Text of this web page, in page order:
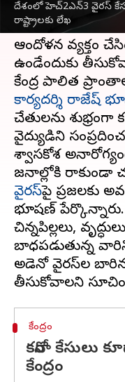
దేశంలో హెచ్2ఎన్3 వైరస్
రాష్ట్రాలకు లేఖ
దేశంలోహెచ్2ఎన్3,
కేసులు రోజురోజుకు
ఆందోళన వ్యక్తం
ఉండేందుకు
కేంద్ర పాలిత
కార్యదర్శి రాజేష్
చేతులను శుభ్రంగా
వైద్యుడిని
శ్వాసకోశ
జనాల్లోకి రాకుండా
వైరస్‌పై ప్రజలకు
భూషణ్ పేర్కొన్నారు.
చిన్నపిల్లలు,
బాధపడుతున్న
అడెనో వైరస్‌ల బారిన
కేంద్రం
కరోనా కేసులు
కేంద్రం